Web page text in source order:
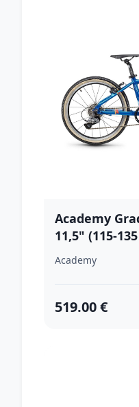
Academy
11,5" (115-
Academy
519.00 €